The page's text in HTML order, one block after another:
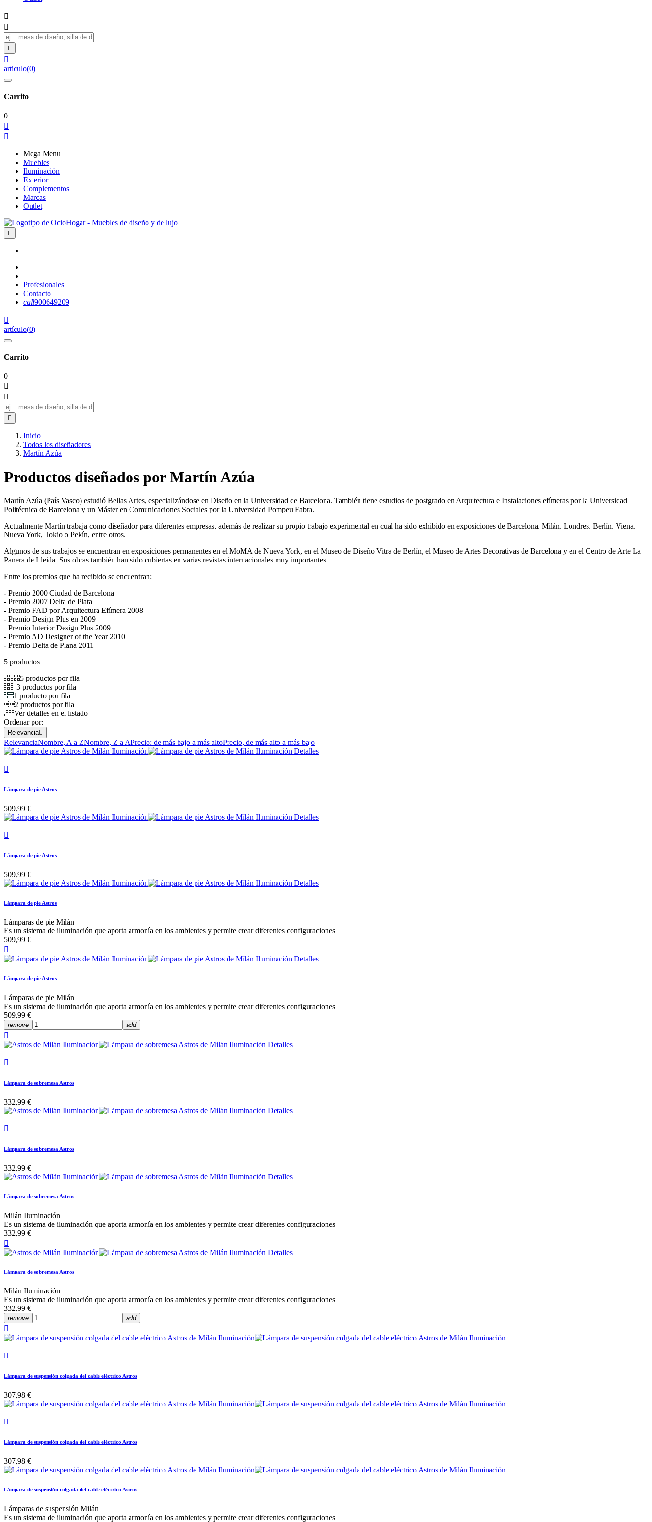




artículo(0)
Carrito
0


Mega Menu
Muebles
Iluminación
Exterior
Complementos
Marcas
Outlet

Profesionales
Contacto
call900649209

artículo(0)
Carrito
0



Inicio
Todos los diseñadores
Martín Azúa
Productos diseñados por Martín Azúa
Martín Azúa (País Vasco) estudió Bellas Artes, especializándose en Diseño en la Universidad de Barcelona. También tiene estudios de postgrado en Arquitectura e Instalaciones efímeras por la Universidad
Politécnica de Barcelona y un Máster en Comunicaciones Sociales por la Universidad Pompeu Fabra.
Actualmente Martín trabaja como diseñador para diferentes empresas, además de realizar su propio trabajo experimental en cual ha sido exhibido en exposiciones de Barcelona, Milán, Londres, Berlín, Viena,
Nueva York, Tokio o Pekín, entre otros.
Algunos de sus trabajos se encuentran en exposiciones permanentes en el MoMA de Nueva York, en el Museo de Diseño Vitra de Berlín, el Museo de Artes Decorativas de Barcelona y en el Centro de Arte La
Panera de Lleida. Sus obras también han sido cubiertas en varias revistas internacionales muy importantes.
Entre los premios que ha recibido se encuentran:
- Premio 2000 Ciudad de Barcelona
- Premio 2007 Delta de Plata
- Premio FAD por Arquitectura Efímera 2008
- Premio Design Plus en 2009
- Premio Interior Design Plus 2009
- Premio AD Designer of the Year 2010
- Premio Delta de Plana 2011
5 productos
5 productos por fila
3 productos por fila
1 producto por fila
2 productos por fila
Ver detalles en el listado
Ordenar por:
Relevancia
RelevanciaNombre, A a ZNombre, Z a APrecio: de más bajo a más altoPrecio, de más alto a más bajo

Lámpara de pie Astros
509,99 €

Lámpara de pie Astros
509,99 €
Lámpara de pie Astros
Lámparas de pie Milán
Es un sistema de iluminación que aporta armonía en los ambientes y permite crear diferentes configuraciones
509,99 €

Lámpara de pie Astros
Lámparas de pie Milán
Es un sistema de iluminación que aporta armonía en los ambientes y permite crear diferentes configuraciones
509,99 €
remove add


Lámpara de sobremesa Astros
332,99 €

Lámpara de sobremesa Astros
332,99 €
Lámpara de sobremesa Astros
Milán Iluminación
Es un sistema de iluminación que aporta armonía en los ambientes y permite crear diferentes configuraciones
332,99 €

Lámpara de sobremesa Astros
Milán Iluminación
Es un sistema de iluminación que aporta armonía en los ambientes y permite crear diferentes configuraciones
332,99 €
remove add


Lámpara de suspensión colgada del cable eléctrico Astros
307,98 €

Lámpara de suspensión colgada del cable eléctrico Astros
307,98 €
Lámpara de suspensión colgada del cable eléctrico Astros
Lámparas de suspensión Milán
Es un sistema de iluminación que aporta armonía en los ambientes y permite crear diferentes configuraciones